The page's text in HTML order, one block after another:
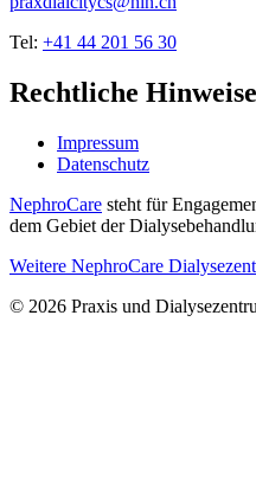
Tel: +41 44 201 56 30
Rechtliche Hinweise
Impressum
Datenschutz
NephroCare steht für
dem Gebiet der
Weitere NephroCare
© 2026 Praxis und